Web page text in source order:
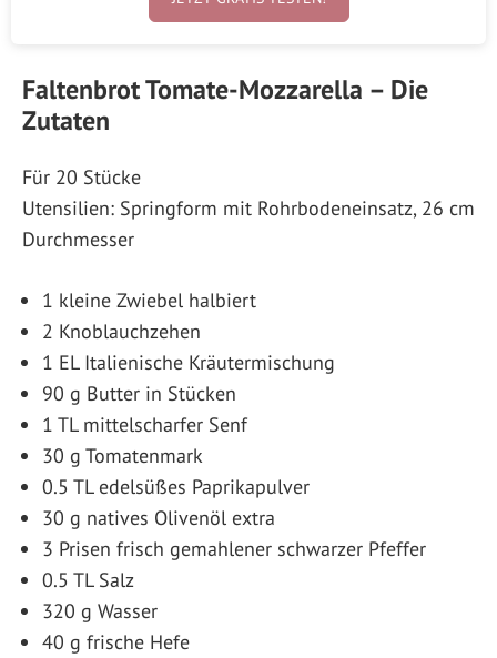
Faltenbrot Tomate-Mozzarella – Die
Zutaten
Für 20 Stücke
Utensilien: Springform mit Rohrbodeneinsatz, 26 cm
Durchmesser
1 kleine Zwiebel halbiert
2 Knoblauchzehen
1 EL Italienische Kräutermischung
90 g Butter in Stücken
1 TL mittelscharfer Senf
30 g Tomatenmark
0.5 TL edelsüßes Paprikapulver
30 g natives Olivenöl extra
3 Prisen frisch gemahlener schwarzer Pfeffer
0.5 TL Salz
320 g Wasser
40 g frische Hefe